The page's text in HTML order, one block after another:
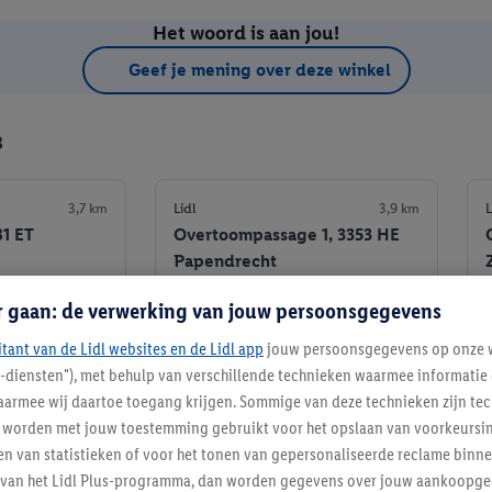
Het woord is aan jou!
Geef je mening over deze winkel
3,7 km
ET
Informatie
winkel
Lidl 3,9 km
Overtoompassage 1, 3353 HE
Papendrecht
Informatie
Favoriete winkel
de verwerking van jouw persoonsgegevens
van de Lidl websites en de Lidl app jouw persoonsgegevens op onze
met behulp van verschillende technieken waarmee
wij daartoe toegang krijgen. Sommige van deze technieken zijn
met jouw toestemming gebruikt voor het opslaan van
van statistieken of voor het tonen van gepersonaliseerde reclame
het Lidl Plus-programma, dan worden gegevens over jouw